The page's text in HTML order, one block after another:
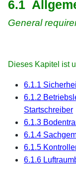
6.1
General
Dieses Kapitel ist
6.1.1
6.1.2
Startschreiber
6.1.3
6.1.4
6.1.5
6.1.6